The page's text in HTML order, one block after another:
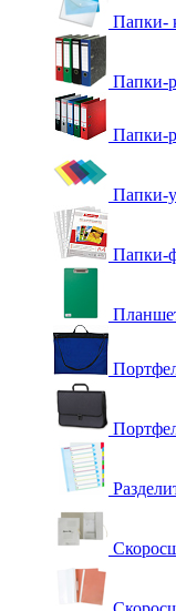
Папки-
Папки-
Папки-
Папки-
Папки-